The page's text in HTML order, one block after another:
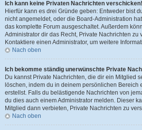
Ich kann keine Privaten Nachrichten verschicken!
Hierfür kann es drei Gründe geben: Entweder bist
nicht angemeldet, oder die Board-Administration
das komplette Forum ausgeschaltet. Außerdem
Administrator dir das Recht, Private Nachrichten zu
Kontaktiere einen Administrator, um weitere
Nach oben
Ich bekomme ständig unerwünschte Private
Du kannst Private Nachrichten, die dir ein Mitglied
löschen, indem du in deinem persönlichen Bereich
erstellst. Falls du belästigende Nachrichten von
du dies auch einem Administrator melden. Dieser
Mitglied dann verbieten, Private Nachrichten zu
Nach oben